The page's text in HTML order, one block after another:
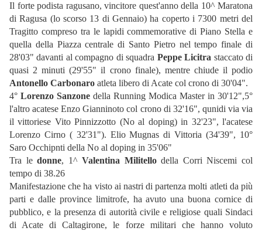
Il forte podista ragusano, vincitore quest'anno della 10^ Maratona
di Ragusa (lo scorso 13 di Gennaio) ha coperto i 7300 metri del
Tragitto compreso tra le lapidi commemorative di Piano Stella e
quella della Piazza centrale di Santo Pietro nel tempo finale di
28'03" davanti al compagno di squadra Peppe Licitra staccato di
quasi 2 minuti(29'55" il crono finale), mentre chiude il podio
Antonello Carbonaro atleta libero di Acate col crono di 30'04".
4° Lorenzo Sanzone della Running Modica Master in 30'12",5°
l'altro acatese Enzo Gianninoto col crono di 32'16", qunidi via via
il vittoriese Vito Pinnizzotto (No al doping) in 32'23", l'acatese
Lorenzo Cirno ( 32'31"). Elio Mugnas di Vittoria (34'39", 10°
Saro Occhipnti della No al doping in 35'06"
Tra ledonne, 1^Valentina Militellodella Corri Niscemi col
tempo di 38.26
Manifestazione che ha visto ai nastri di partenza molti atleti da più
parti e dalle province limitrofe, ha avuto una buona cornice di
pubblico, e la presenza di autorità civile e religiose quali Sindaci
di Acate di Caltagirone, le forze militari che hanno voluto